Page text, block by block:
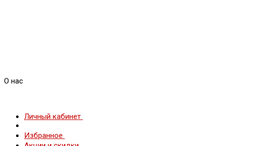
О нас
Личный кабинет
Избранное